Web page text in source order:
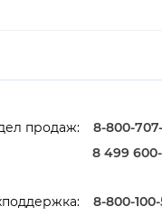
продаж:
8-800-
8 499
8-800-